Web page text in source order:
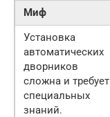
Миф
Установка
автоматических
дворников
сложна и требует
специальных
знаний.